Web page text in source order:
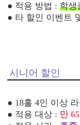
● 적용 방법 : 학생
● 타 할인 이벤트
시니어 할인
● 18홀 4인 이상
● 적용 대상 : 만